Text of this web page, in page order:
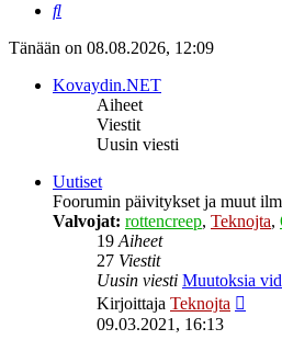
Etsi
Tänään on 08.08.2026, 12:09
Kovaydin.NET
Aiheet
Viestit
Uusin viesti
Uutiset
Foorumin päivitykset ja muut
Valvojat: rottencreep, Teknojta,
19Aiheet
27 Viestit
Uusin viesti Muutoksia
Kirjoittaja Teknojta
09.03.2021, 16:13